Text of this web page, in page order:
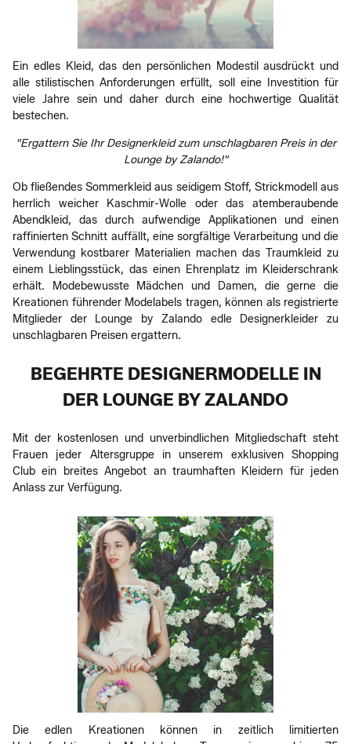
Ein edles Kleid, das den persönlichen Modestil ausdrückt und
alle stilistischen Anforderungen erfüllt, soll eine Investition für
viele Jahre sein und daher durch eine hochwertige Qualität
bestechen.
"Ergattern Sie Ihr Designerkleid zum unschlagbaren Preis in der
Lounge by Zalando!"
Ob fließendes Sommerkleid aus seidigem Stoff, Strickmodell aus
herrlich weicher Kaschmir-Wolle oder das atemberaubende
Abendkleid, das durch aufwendige Applikationen und einen
raffinierten Schnitt auffällt, eine sorgfältige Verarbeitung und die
Verwendung kostbarer Materialien machen das Traumkleid zu
einem Lieblingsstück, das einen Ehrenplatz im Kleiderschrank
erhält. Modebewusste Mädchen und Damen, die gerne die
Kreationen führender Modelabels tragen, können als registrierte
Mitglieder der Lounge by Zalando edle Designerkleider zu
unschlagbaren Preisen ergattern.
BEGEHRTE DESIGNERMODELLE IN
DER LOUNGE BY ZALANDO
Mit der kostenlosen und unverbindlichen Mitgliedschaft steht
Frauen jeder Altersgruppe in unserem exklusiven Shopping
Club ein breites Angebot an traumhaften Kleidern für jeden
Anlass zur Verfügung.
Die edlen Kreationen können in zeitlich limitierten